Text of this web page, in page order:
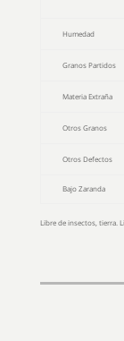
Humedad
Granos Partidos
Materia Extraña
Otros Granos
Otros Defectos
Bajo Zaranda
Libre de insectos, tierra.